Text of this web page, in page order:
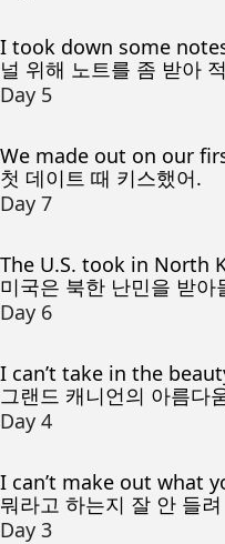
I took down some
널 위해 노트를 좀 받아
Day 5
We made out on our
첫 데이트 때 키스했어.
Day 7
The U.S. took in North
미국은 북한 난민을 받아
Day 6
I can’t take in the
그랜드 캐니언의 아름다
Day 4
I can’t make out what
뭐라고 하는지 잘 안 들려
Day 3